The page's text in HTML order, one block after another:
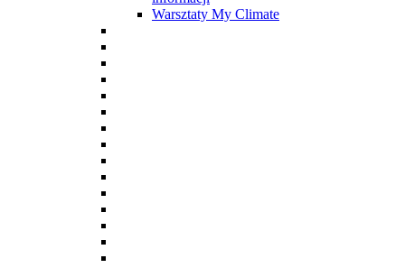
Warsztaty My Climate